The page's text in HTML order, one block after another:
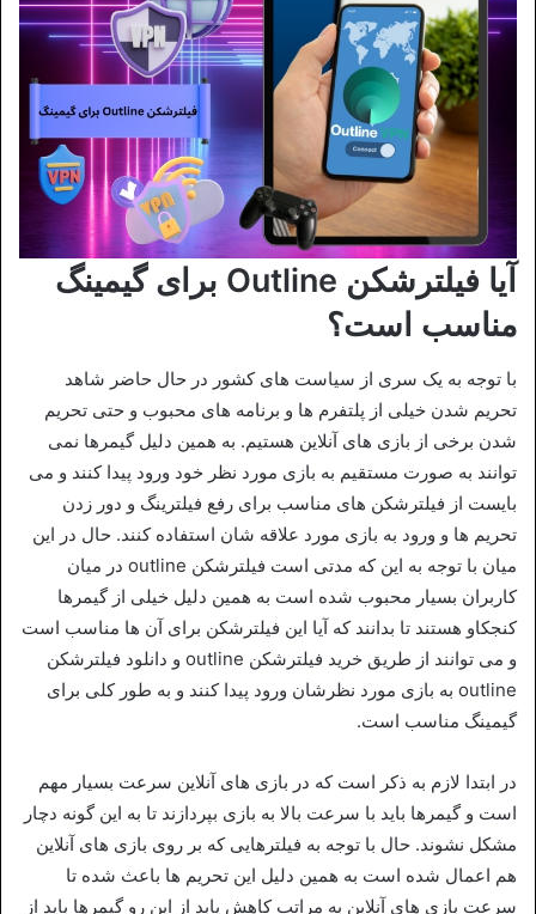
آیا فیلترشکن Outline برای گیمینگ
مناسب است؟
با توجه به یک سری از سیاست‌ های کشور در حال حاضر شاهد
تحریم شدن خیلی از پلتفرم‌ ها و برنامه‌ های محبوب و حتی تحریم
شدن برخی از بازی‌ های آنلاین هستیم. به همین دلیل گیمرها نمی‌
توانند به صورت مستقیم به بازی مورد نظر خود ورود پیدا کنند و می
بایست از فیلترشکن‌ های مناسب برای رفع فیلترینگ و دور زدن
تحریم‌ ها و ورود به بازی مورد علاقه‌ شان استفاده کنند. حال در این
میان با توجه به این که مدتی است فیلترشکن outline در میان
کاربران بسیار محبوب شده است به همین دلیل خیلی از گیمرها
کنجکاو هستند تا بدانند که آیا این فیلترشکن برای آن ها مناسب است
و می‌ توانند از طریق خرید فیلترشکن outline و دانلود فیلترشکن
outline به بازی مورد نظرشان ورود پیدا کنند و به طور کلی برای
گیمینگ مناسب است.
در ابتدا لازم به ذکر است که در بازی‌ های آنلاین سرعت بسیار مهم
است و گیمرها باید با سرعت بالا به بازی بپردازند تا به این گونه دچار
مشکل نشوند. حال با توجه به فیلترهایی که بر روی بازی‌ های آنلاین
هم اعمال شده است به همین دلیل این تحریم‌ ها باعث شده تا
سرعت بازی‌ های آنلاین به مراتب کاهش یابد از این رو گیمرها باید از